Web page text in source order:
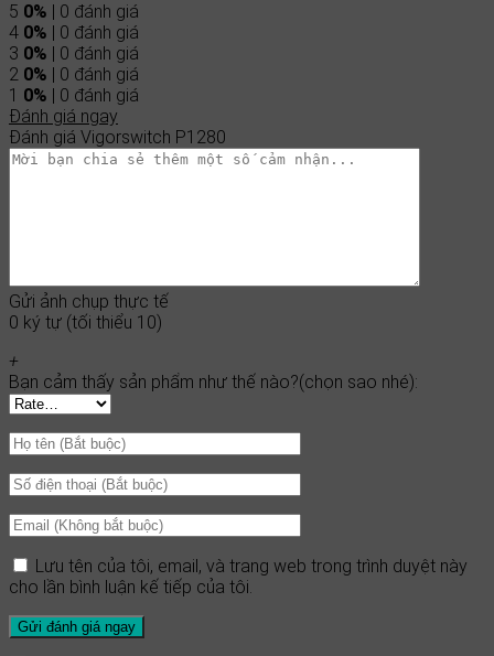
5 0% | 0 đánh giá
4 0% | 0 đánh giá
3 0% | 0 đánh giá
2 0% | 0 đánh giá
1 0% | 0 đánh giá
Đánh giá ngay
Đánh giá Vigorswitch P1280
Gửi ảnh chụp thực tế
0 ký tự (tối thiểu 10)
+
Bạn cảm thấy sản phẩm như thế nào?(chọn sao nhé):
Lưu tên của tôi, email, và trang web trong trình duyệt này
cho lần bình luận kế tiếp của tôi.